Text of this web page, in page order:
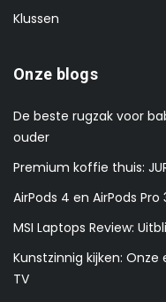
Klussen
Onze blogs
De beste rugzak voor
ouder
Premium koffie thuis:
AirPods 4 en AirPods
MSI Laptops Review:
Kunstzinnig kijken:
TV